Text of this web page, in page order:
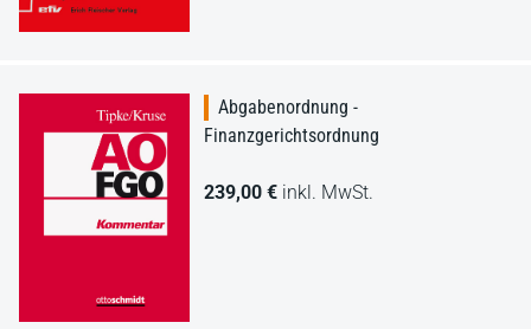
Abgabenordnung -
Finanzgerichtsordnung
239,00 € inkl. MwSt.